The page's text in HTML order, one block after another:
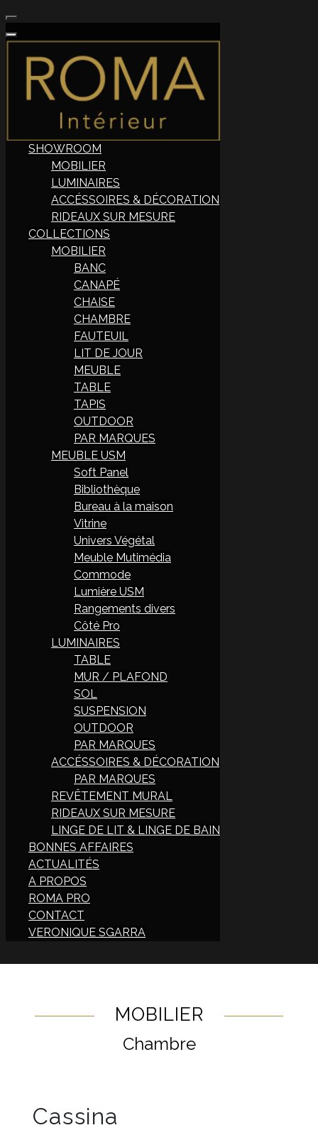
SHOWROOM
MOBILIER
LUMINAIRES
ACCÉSSOIRES & DÉCORATION
RIDEAUX SUR MESURE
COLLECTIONS
MOBILIER
BANC
CANAPÉ
CHAISE
CHAMBRE
FAUTEUIL
LIT DE JOUR
MEUBLE
TABLE
TAPIS
OUTDOOR
PAR MARQUES
MEUBLE USM
Soft Panel
Bibliothèque
Bureau à la maison
Vitrine
Univers Végétal
Meuble Mutimédia
Commode
Lumière USM
Rangements divers
Côté Pro
LUMINAIRES
TABLE
MUR / PLAFOND
SOL
SUSPENSION
OUTDOOR
PAR MARQUES
ACCÉSSOIRES & DÉCORATION
PAR MARQUES
REVÊTEMENT MURAL
RIDEAUX SUR MESURE
LINGE DE LIT & LINGE DE BAIN
BONNES AFFAIRES
ACTUALITÉS
A PROPOS
ROMA PRO
CONTACT
VERONIQUE SGARRA
MOBILIER
Chambre
Cassina